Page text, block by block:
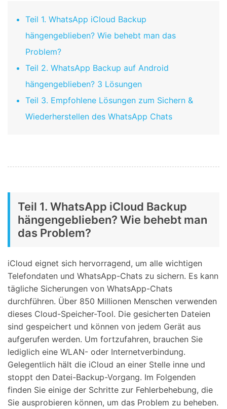
Teil 1. WhatsApp iCloud Backup
hängengeblieben? Wie behebt man das
Problem?
Teil 2. WhatsApp Backup auf Android
hängengeblieben? 3 Lösungen
Teil 3. Empfohlene Lösungen zum Sichern &
Wiederherstellen des WhatsApp Chats
Teil 1. WhatsApp iCloud Backup
hängengeblieben? Wie behebt man
das Problem?
iCloud eignet sich hervorragend, um alle wichtigen
Telefondaten und WhatsApp-Chats zu sichern. Es kann
tägliche Sicherungen von WhatsApp-Chats
durchführen. Über 850 Millionen Menschen verwenden
dieses Cloud-Speicher-Tool. Die gesicherten Dateien
sind gespeichert und können von jedem Gerät aus
aufgerufen werden. Um fortzufahren, brauchen Sie
lediglich eine WLAN- oder Internetverbindung.
Gelegentlich hält die iCloud an einer Stelle inne und
stoppt den Datei-Backup-Vorgang. Im Folgenden
finden Sie einige der Schritte zur Fehlerbehebung, die
Sie ausprobieren können, um das Problem zu beheben.